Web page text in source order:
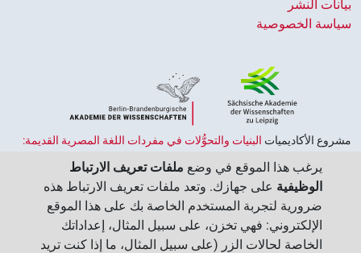
بيانات النشر
سياسة الخصوصية
مشروع الأكاديميات ‏ البنيات والتحوُّلات في مفردات اللغة المصرية القديمة:
الممول من قبل الحكومة الاتحادية وحكومات الولايات بجمهورية ألمانيا
الاتحادية، وهو يهدف إلى الحفاظ على تراثنا الثقافي واسترجاعه واستكشافه.
يُنسَّق البرنامج من قِبلاتحاد الأكاديميات الألمانية للعلوم والإنسانيات‏.
يرغب هذا الموقع في وضع ملفات تعريف الارتباط
الوظيفية على جهازك. وتعد ملفات تعريف الارتباط هذه
ضرورية لتجربة المستخدم الخاصة بك على هذا الموقع
الإلكتروني: فهي تخزن، على سبيل المثال، إعداداتك
الخاصة لحالات الزر (على سبيل المثال، ما إذا كنت تريد